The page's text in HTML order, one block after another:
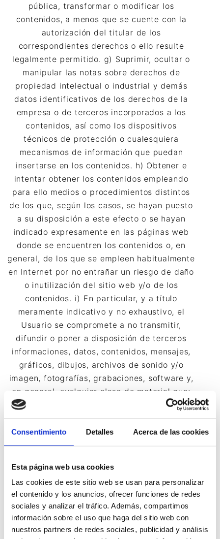
Consentimiento Detalles Acerca de las cookies
Esta página web usa cookies
Las cookies de este sitio web se usan para personalizar
el contenido y los anuncios, ofrecer funciones de redes
sociales y analizar el tráfico. Además, compartimos
información sobre el uso que haga del sitio web con
nuestros partners de redes sociales, publicidad y análisis
pública, transformar o modificar los
contenidos, a menos que se cuente con la
autorización del titular de los
correspondientes derechos o ello resulte
legalmente permitido. g) Suprimir, ocultar o
manipular las notas sobre derechos de
propiedad intelectual o industrial y demás
datos identificativos de los derechos de la
empresa o de terceros incorporados a los
contenidos, así como los dispositivos
técnicos de protección o cualesquiera
mecanismos de información que puedan
insertarse en los contenidos. h) Obtener e
intentar obtener los contenidos empleando
para ello medios o procedimientos distintos
de los que, según los casos, se hayan puesto
a su disposición a este efecto o se hayan
indicado expresamente en las páginas web
donde se encuentren los contenidos o, en
general, de los que se empleen habitualmente
en Internet por no entrañar un riesgo de daño
o inutilización del sitio web y/o de los
contenidos. i) En particular, y a título
meramente indicativo y no exhaustivo, el
Usuario se compromete a no transmitir,
difundir o poner a disposición de terceros
informaciones, datos, contenidos, mensajes,
gráficos, dibujos, archivos de sonido y/o
imagen, fotografías, grabaciones, software y,
en general, cualquier clase de material que:
(i) De cualquier forma sea contrario,
menosprecie o atente contra los derechos
fundamentales y las libertades públicas
reconocidas constitucionalmente, en los
legislación vigente. (ii) Induzca, incite o
promueva actuaciones delictivas,
denigratorias, difamatorias, violentas o, en
general, contrarias a la ley, a la moral, a las
buenas costumbres generalmente aceptadas